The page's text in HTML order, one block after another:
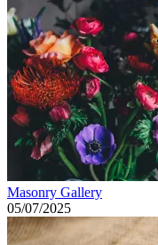
Masonry Gallery
05/07/2025